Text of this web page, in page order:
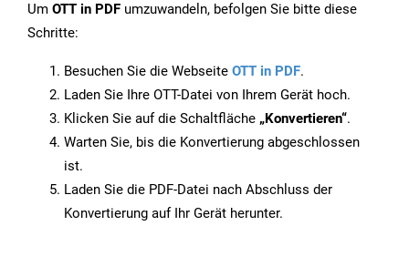
Um OTT in PDF umzuwandeln, befolgen Sie bitte diese
Schritte:
Besuchen Sie die Webseite OTT in PDF.
Laden Sie Ihre OTT-Datei von Ihrem Gerät hoch.
Klicken Sie auf die Schaltfläche „Konvertieren“.
Warten Sie, bis die Konvertierung abgeschlossen
ist.
Laden Sie die PDF-Datei nach Abschluss der
Konvertierung auf Ihr Gerät herunter.